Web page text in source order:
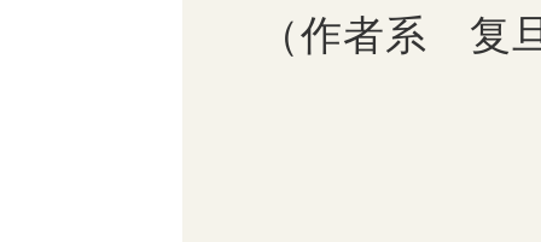
（作者系 复